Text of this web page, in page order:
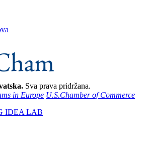
Sva prava pridržana.
in Europe U.S.Chamber of Commerce
IDEA LAB